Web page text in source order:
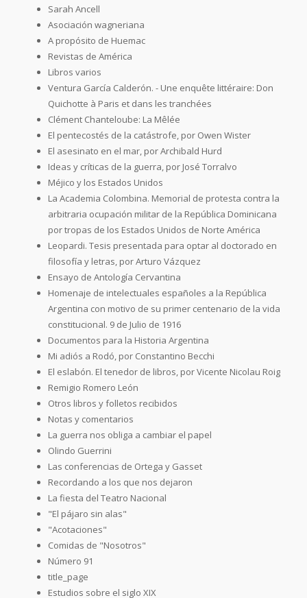
Sarah Ancell
Asociación wagneriana
A propósito de Huemac
Revistas de América
Libros varios
Ventura García Calderón. - Une enquête littéraire: Don
Quichotte à Paris et dans les tranchées
Clément Chanteloube: La Mêlée
El pentecostés de la catástrofe, por Owen Wister
El asesinato en el mar, por Archibald Hurd
Ideas y críticas de la guerra, por José Torralvo
Méjico y los Estados Unidos
La Academia Colombina. Memorial de protesta contra la
arbitraria ocupación militar de la República Dominicana
por tropas de los Estados Unidos de Norte América
Leopardi. Tesis presentada para optar al doctorado en
filosofía y letras, por Arturo Vázquez
Ensayo de Antología Cervantina
Homenaje de intelectuales españoles a la República
Argentina con motivo de su primer centenario de la vida
constitucional. 9 de Julio de 1916
Documentos para la Historia Argentina
Mi adiós a Rodó, por Constantino Becchi
El eslabón. El tenedor de libros, por Vicente Nicolau Roig
Remigio Romero León
Otros libros y folletos recibidos
Notas y comentarios
La guerra nos obliga a cambiar el papel
Olindo Guerrini
Las conferencias de Ortega y Gasset
Recordando a los que nos dejaron
La fiesta del Teatro Nacional
"El pájaro sin alas"
"Acotaciones"
Comidas de "Nosotros"
Número 91
title_page
Estudios sobre el siglo XIX